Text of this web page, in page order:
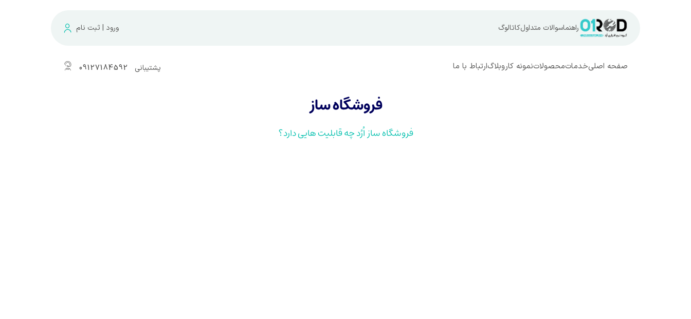
راهنماسوالات متداولکاتالوگ ورود | ثبت نام
صفحه اصلیخدماتمحصولاتنمونه کاروبلاگارتباط با ما پشتیبانی 09127184592
فروشگاه ساز
فروشگاه ساز اُرُد چه قابلیت هایی دارد؟